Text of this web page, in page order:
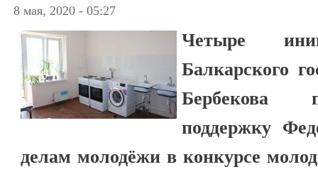
8 мая, 2020 - 05:27
Четыре
Балкарского
Бербекова
поддержку
делам молодёжи в конкурсе